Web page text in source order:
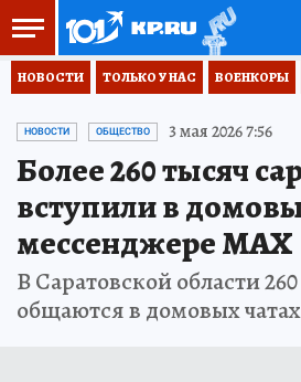
НОВОСТИ ТОЛЬКО У НАС ВОЕНКОРЫ
НОВОСТИ ОБЩЕСТВО 3 мая 2026 7:56
Более 260 тысяч
вступили в
мессенджере MAX
В Саратовской области
общаются в домовых